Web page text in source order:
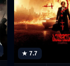
★ 7.7